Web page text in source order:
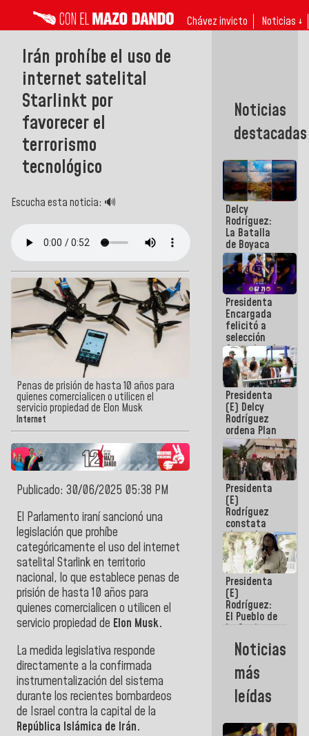
Chávez invicto Noticias ↓
Irán prohíbe el uso de
internet satelital
Starlinkt por
favorecer el
terrorismo
tecnológico
Escucha esta noticia: 🔊
Penas de prisión de hasta 10 años para
quienes comercialicen o utilicen el
servicio propiedad de Elon Musk
Internet
Publicado: 30/06/2025 05:38 PM
El Parlamento iraní sancionó una
legislación que prohíbe
categóricamente el uso del internet
satelital Starlink en territorio
nacional, lo que establece penas de
prisión de hasta 10 años para
quienes comercialicen o utilicen el
servicio propiedad de Elon Musk.
La medida legislativa responde
directamente a la confirmada
instrumentalización del sistema
durante los recientes bombardeos
de Israel contra la capital de la
República Islámica de Irán.
Noticias
destacadas
Delcy
Rodríguez:
La Batalla
de Boyaca
representa
un capítulo
decisivo en
la gesta
emancipadora
de nuestra
América
Presidenta
Encargada
felicitó a
selección
femenina de
baloncesto
por su
clasificación
a la
AmeriCup
2027
Presidenta
(E) Delcy
Rodríguez
ordena Plan
maestro de
desarrollo
logístico y
turístico
para La
Guaira
Presidenta
(E)
Rodríguez
constata
obras de
rehabilitación
de Escuela
Militar de
Mamo en La
Guaira
Presidenta
(E)
Rodríguez:
El Pueblo de
La Guaira
siempre
estará
acompañada
por el
Gobierno
Nacional
Noticias
más
leídas